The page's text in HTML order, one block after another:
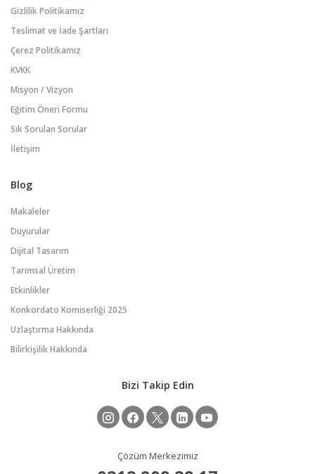
Gizlilik Politikamız
Teslimat ve İade Şartları
Çerez Politikamız
KVKK
Misyon / Vizyon
Eğitim Öneri Formu
Sık Sorulan Sorular
İletişim
Blog
Makaleler
Duyurular
Dijital Tasarım
Tarımsal Üretim
Etkinlikler
Konkordato Komiserliği 2025
Uzlaştırma Hakkında
Bilirkişilik Hakkında
Bizi Takip Edin
Çözüm Merkezimiz